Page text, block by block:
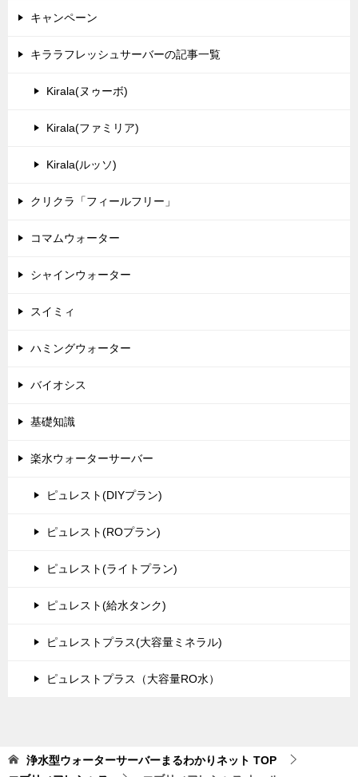
キャンペーン
キララフレッシュサーバーの記事一覧
Kirala(ヌゥーボ)
Kirala(ファミリア)
Kirala(ルッソ)
クリクラ「フィールフリー」
コマムウォーター
シャインウォーター
スイミィ
ハミングウォーター
バイオシス
基礎知識
楽水ウォーターサーバー
ピュレスト(DIYプラン)
ピュレスト(ROプラン)
ピュレスト(ライトプラン)
ピュレスト(給水タンク)
ピュレストプラス(大容量ミネラル)
ピュレストプラス（大容量RO水）
浄水型ウォーターサーバーまるわかりネット TOP